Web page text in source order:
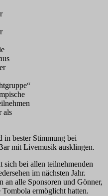
als
in bester Stimmung bei
mit Livemusik ausklingen.
bei allen teilnehmenden
im nächsten Jahr.
an alle Sponsoren und Gönner,
ermöglicht hatten.